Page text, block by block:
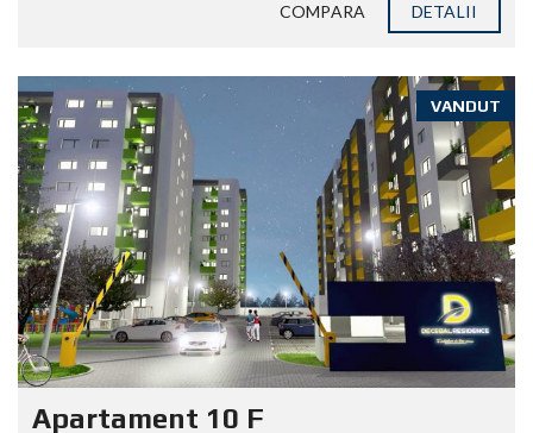
COMPARA DETALII
VANDUT
Apartament 10 F